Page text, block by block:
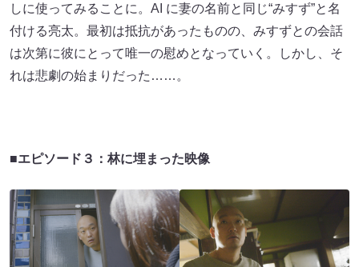
しに使ってみることに。AI に妻の名前と同じ“みすず”と名
付ける亮太。最初は抵抗があったものの、みすずとの会話
は次第に彼にとって唯一の慰めとなっていく。しかし、そ
れは悲劇の始まりだった……。
■エピソード３：林に埋まった映像